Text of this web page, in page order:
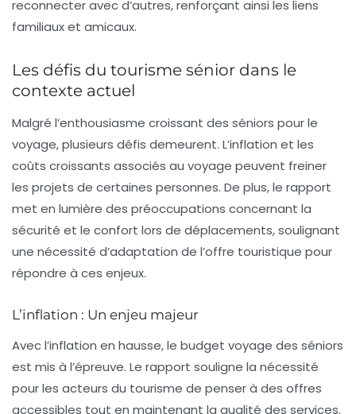
reconnecter avec d’autres, renforçant ainsi les liens
familiaux et amicaux.
Les défis du tourisme sénior dans le
contexte actuel
Malgré l’enthousiasme croissant des séniors pour le
voyage, plusieurs défis demeurent. L’inflation et les
coûts croissants associés au voyage peuvent freiner
les projets de certaines personnes. De plus, le rapport
met en lumière des préoccupations concernant la
sécurité et le confort lors de déplacements, soulignant
une nécessité d’adaptation de l’offre touristique pour
répondre à ces enjeux.
L’inflation : Un enjeu majeur
Avec l’inflation en hausse, le budget voyage des séniors
est mis à l’épreuve. Le rapport souligne la nécessité
pour les acteurs du tourisme de penser à des offres
accessibles tout en maintenant la qualité des services.